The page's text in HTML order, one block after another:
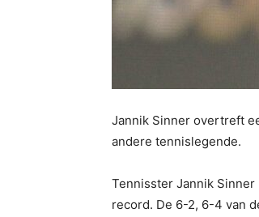
Jannik Sinner overtreft
andere tennislegende.
Tennisster Jannik
record. De 6-2, 6-4 van